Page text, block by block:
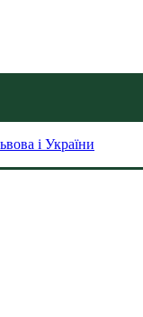
і України